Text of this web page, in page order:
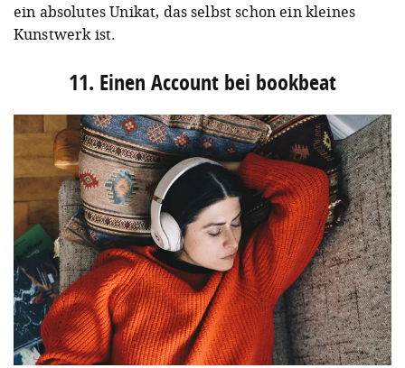
ein absolutes Unikat, das selbst schon ein kleines
Kunstwerk ist.⁠⠀
11. Einen Account bei bookbeat